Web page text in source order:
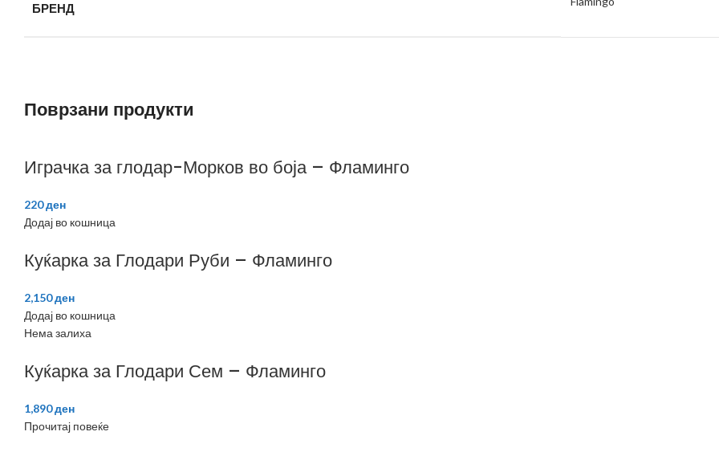
БРЕНД
Поврзани продукти
Играчка за глодар-Морков во боја – Фламинго
220ден
Додај во кошница
Куќарка за Глодари Руби – Фламинго
2,150ден
Додај во кошница
Нема залиха
Куќарка за Глодари Сем – Фламинго
1,890ден
Прочитај повеќе